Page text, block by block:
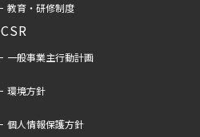
教育・研修制度
CSR
一般事業主行動計画
環境方針
個人情報保護方針